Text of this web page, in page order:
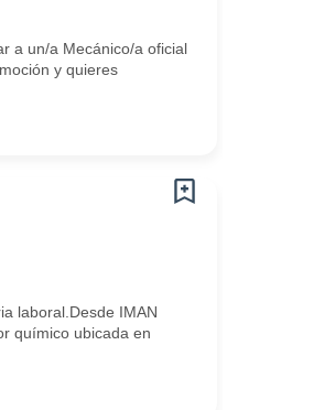
a un/a Mecánico/a oficial
y quieres
laboral.Desde IMAN
químico ubicada en